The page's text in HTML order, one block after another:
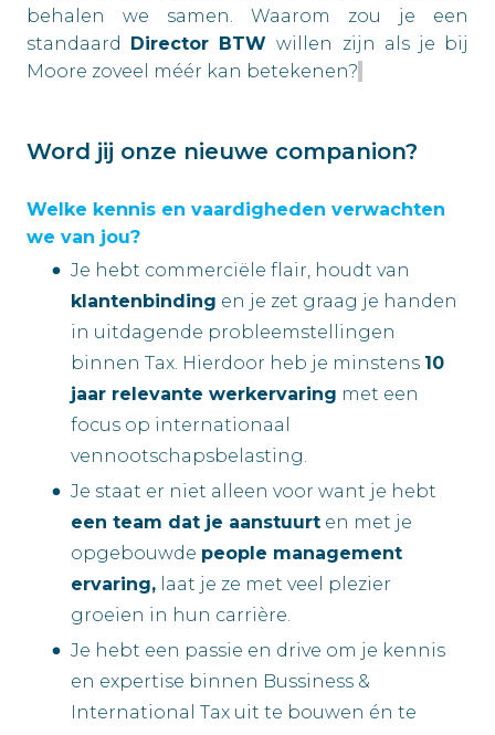
behalen we samen. Waarom zou je een
standaard Director BTWwillen zijn als je bij
Moore zoveel méér kan betekenen?
Word jij onze nieuwe companion?
Welke kennis en vaardigheden verwachten
we van jou?
Je hebt commerciële flair, houdt van
klantenbinding en je zet graag je handen
in uitdagende probleemstellingen
binnen Tax. Hierdoor heb je minstens 10
jaar relevante werkervaring met een
focus op internationaal
vennootschapsbelasting.
Je staat er niet alleen voor want je hebt
een team dat je aanstuurt en met je
opgebouwde people management
ervaring, laat je ze met veel plezier
groeien in hun carrière.
Je hebt een passie en drive om je kennis
en expertise binnen Bussiness &
International Tax uit te bouwen én te